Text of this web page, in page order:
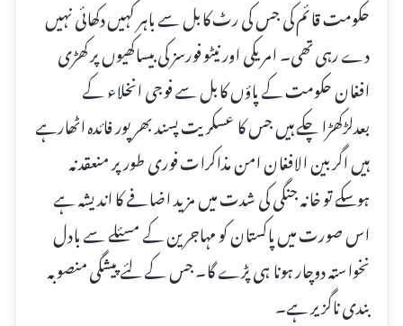
حکومت قائم کی جس کی رٹ کابل سے باہر کہیں دکھائی نہیں
دے رہی تھی۔ امریکی اور نیٹو فورسز کی بیساکھیوں پر کھڑی
افغان حکومت کے پاؤں کابل سے فوجی انخلاء کے
بعدلڑکھڑا چکے ہیں جس کا عسکریت پسند بھر پور فائدہ اٹھارہے
ہیں اگر بین الافغان امن مذاکرات فوری طور پر منعقد نہ
ہوسکے تو خانہ جنگی کی شدت میں مزید اضافے کا اندیشہ ہے
اس صورت میں پاکستان کو مہاجرین کے مسئلے سے بادل
نخواستہ دوچار ہونا ہی پڑے گا۔ جس کے لئے پیشگی منصوبہ
بندی ناگزیر ہے۔